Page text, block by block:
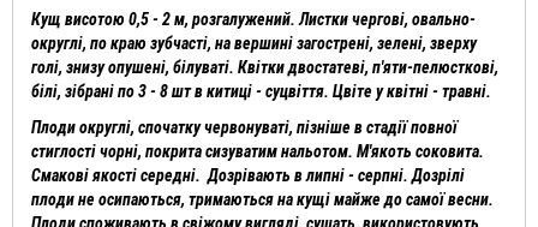
Кущ висотою 0,5 - 2 м, розгалужений. Листки чергові, овально-
округлі, по краю зубчасті, на вершині загострені, зелені, зверху
голі, знизу опушені, білуваті. Квітки двостатеві, п'яти-пелюсткові,
білі, зібрані по 3 - 8 шт в китиці - суцвіття. Цвіте у квітні - травні.
Плоди округлі, спочатку червонуваті, пізніше в стадії повної
стиглості чорні, покрита сизуватим нальотом. М'якоть соковита.
Смакові якості середні. Дозрівають в липні - серпні. Дозрілі
плоди не осипаються, тримаються на кущі майже до самої весни.